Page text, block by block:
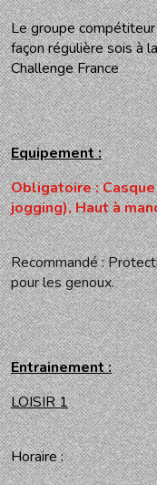
Le groupe
façon régulière sois à
Challenge France
Equipement:
Obligatoire :
jogging), Haut à
Recommandé :
pour les genoux.
Entrainement :
LOISIR 1
Horaire :